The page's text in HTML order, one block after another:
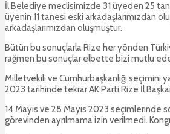
İl Belediye meclisimizde 31 üyeden 25
üyenin 11 tanesi eski arkadaşlarımızdan
arkadaşlarımızdan oluşmuştur.
Bütün bu sonuçlarla Rize her yönden
rağmen bu sonuçlar elbette bizi mutlu
Milletvekili ve Cumhurbaşkanlığı seçimini
2023 tarihinde tekrar AK Parti Rize İl
14 Mayıs ve 28 Mayıs 2023 seçimlerinde
görevinden ayrılmama izin verilmedi.